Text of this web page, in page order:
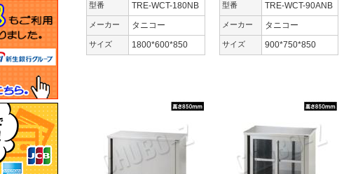
型番 TRE-WCT-180NB
メーカー タニコー
サイズ 1800*600*850
型番 TRE-WCT-90ANB
メーカー タニコー
サイズ 900*750*850